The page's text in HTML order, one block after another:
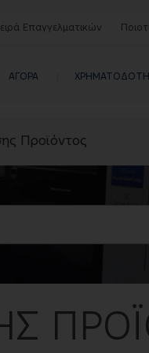
Επαγγελματικών
Προϊόντος